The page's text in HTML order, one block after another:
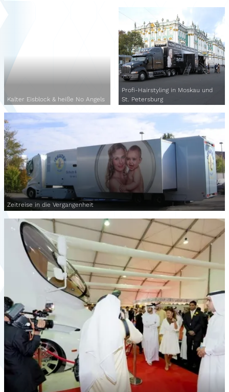
Kalter Eisblock & heiße No Angels
Zeitreise in die Vergangenheit
Profi-Hairstyling in Moskau und
St. Petersburg